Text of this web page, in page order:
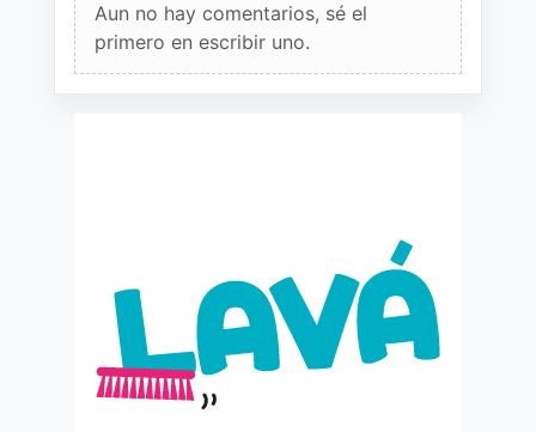
Aun no hay comentarios, sé el
primero en escribir uno.